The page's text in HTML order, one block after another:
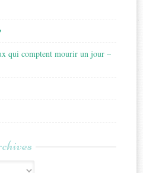
qui comptent mourir un jour –